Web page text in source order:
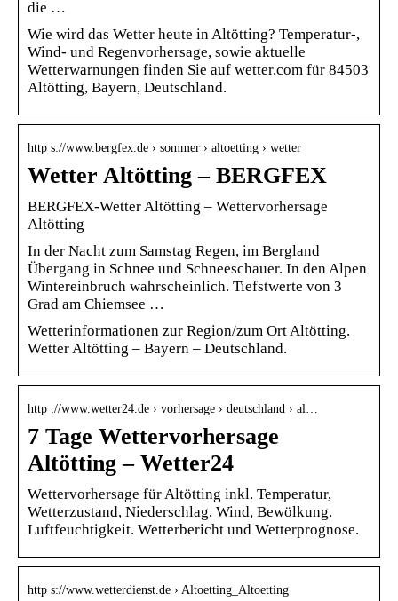
die …
Wie wird das Wetter heute in Altötting? Temperatur-,
Wind- und Regenvorhersage, sowie aktuelle
Wetterwarnungen finden Sie auf wetter.com für 84503
Altötting, Bayern, Deutschland.
http s://www.bergfex.de › sommer › altoetting › wetter
Wetter Altötting – BERGFEX
BERGFEX-Wetter Altötting – Wettervorhersage
Altötting
In der Nacht zum Samstag Regen, im Bergland
Übergang in Schnee und Schneeschauer. In den Alpen
Wintereinbruch wahrscheinlich. Tiefstwerte von 3
Grad am Chiemsee …
Wetterinformationen zur Region/zum Ort Altötting.
Wetter Altötting – Bayern – Deutschland.
http ://www.wetter24.de › vorhersage › deutschland › al…
7 Tage Wettervorhersage
Altötting – Wetter24
Wettervorhersage für Altötting inkl. Temperatur,
Wetterzustand, Niederschlag, Wind, Bewölkung.
Luftfeuchtigkeit. Wetterbericht und Wetterprognose.
http s://www.wetterdienst.de › Altoetting_Altoetting